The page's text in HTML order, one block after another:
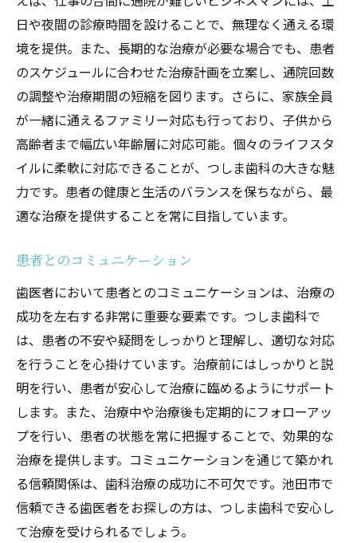
日や夜間の診療時間を設けることで、無理なく通える環
境を提供。また、長期的な治療が必要な場合でも、患者
のスケジュールに合わせた治療計画を立案し、通院回数
の調整や治療期間の短縮を図ります。さらに、家族全員
が一緒に通えるファミリー対応も行っており、子供から
高齢者まで幅広い年齢層に対応可能。個々のライフスタ
イルに柔軟に対応できることが、つしま歯科の大きな魅
力です。患者の健康と生活のバランスを保ちながら、最
適な治療を提供することを常に目指しています。
患者とのコミュニケーション
歯医者において患者とのコミュニケーションは、治療の
成功を左右する非常に重要な要素です。つしま歯科で
は、患者の不安や疑問をしっかりと理解し、適切な対応
を行うことを心掛けています。治療前にはしっかりと説
明を行い、患者が安心して治療に臨めるようにサポート
します。また、治療中や治療後も定期的にフォローアッ
プを行い、患者の状態を常に把握することで、効果的な
治療を提供します。コミュニケーションを通じて築かれ
る信頼関係は、歯科治療の成功に不可欠です。池田市で
信頼できる歯医者をお探しの方は、つしま歯科で安心し
て治療を受けられるでしょう。